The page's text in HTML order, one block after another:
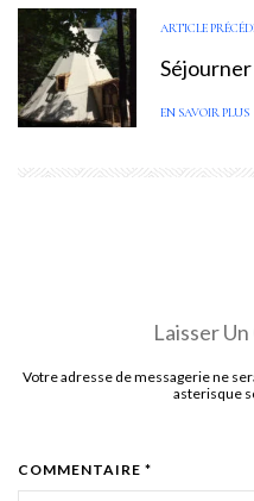
ARTICLE
EN SAVOIR PLUS
Laisser
Votre adresse de messagerie ne
asterisque
COMMENTAIRE *